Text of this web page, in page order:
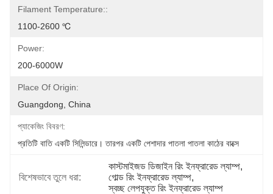
Filament Temperature::
1100-2600 ℃
Power:
200-6000W
Place Of Origin:
Guangdong, China
প্যাকেজিং বিবরণ:
প্রতিটি বাতি একটি সিলিন্ডারে। তারপর একটি পেশাদার পাতলা পাতলা কাঠের বাক্সে
বিশেষভাবে তুলে ধরা:
কাস্টমাইজড ডিজাইন রিং ইনফ্রারেড ল্যাম্প,
গোল্ড রিং ইনফ্রারেড ল্যাম্প,
স্বচ্ছ লেপযুক্ত রিং ইনফ্রারেড ল্যাম্প